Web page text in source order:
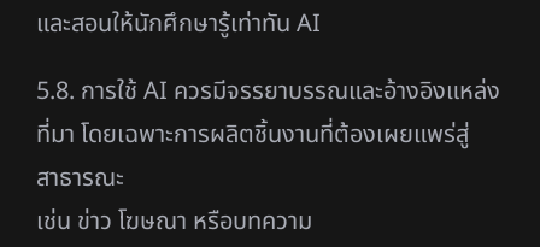
และสอนให้นักศึกษารู้เท่าทัน AI
5.8. การใช้ AI ควรมีจรรยาบรรณและอ้างอิงแหล่ง
ที่มา โดยเฉพาะการผลิตชิ้นงานที่ต้องเผยแพร่สู่
สาธารณะ
เช่น ข่าว โฆษณา หรือบทความ